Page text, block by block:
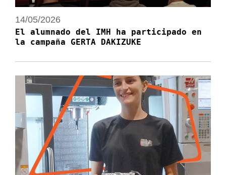
14/05/2026
El alumnado del IMH ha participado en
la campaña GERTA DAKIZUKE